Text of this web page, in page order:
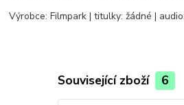
Výrobce: Filmpark | titulky: žádné |
Související zboží 6